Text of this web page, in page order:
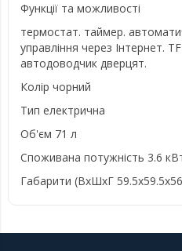
Функції та можливості
термостат. таймер.
управління через Інтернет.
автодоводчик дверцят.
Колір чорний
Тип електрична
Об'єм 71 л
Споживана потужність 3.6
Габарити (ВхШхГ